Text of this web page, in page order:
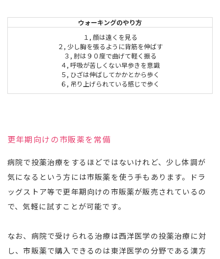
ウォーキングのやり方
１, 顔は遠くを見る
２, 少し胸を張るように背筋を伸ばす
３, 肘は９０度で曲げて軽く振る
４, 呼吸が苦しくない早歩きを意識
５, ひざは伸ばしてかかとから歩く
６, 吊り上げられている感じで歩く
更年期向けの市販薬を常備
病院で投薬治療をするほどではないけれど、少し体調が
気になるという方には市販薬を使う手もあります。ドラ
ッグストア等で更年期向けの市販薬が販売されているの
で、気軽に試すことが可能です。
なお、病院で受けられる治療は西洋医学の投薬治療に対
し、市販薬で購入できるのは東洋医学の分野である漢方